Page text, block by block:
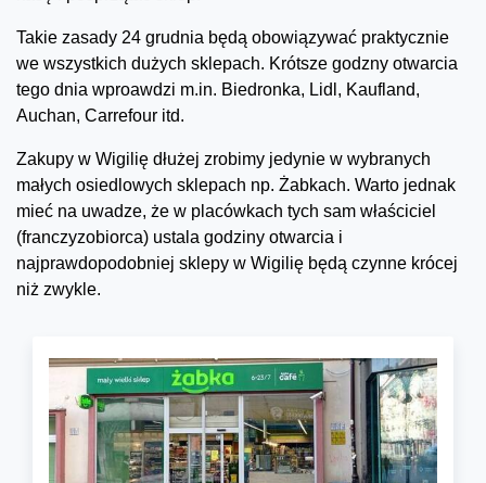
Takie zasady 24 grudnia będą obowiązywać praktycznie
we wszystkich dużych sklepach. Krótsze godzny otwarcia
tego dnia wproawdzi m.in. Biedronka, Lidl, Kaufland,
Auchan, Carrefour itd.
Zakupy w Wigilię dłużej zrobimy jedynie w wybranych
małych osiedlowych sklepach np. Żabkach. Warto jednak
mieć na uwadze, że w placówkach tych sam właściciel
(franczyzobiorca) ustala godziny otwarcia i
najprawdopodobniej sklepy w Wigilię będą czynne krócej
niż zwykle.